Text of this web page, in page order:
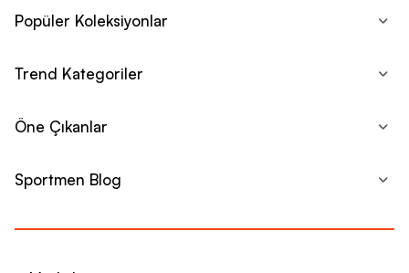
Popüler Koleksiyonlar
Trend Kategoriler
Öne Çıkanlar
Sportmen Blog